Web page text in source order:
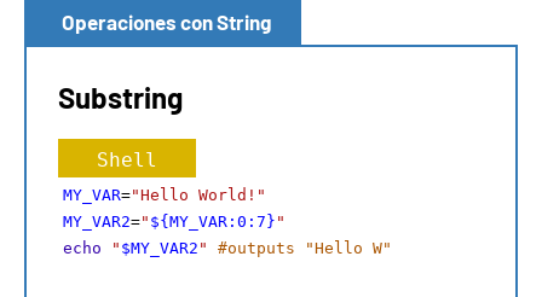
Operaciones con String
Substring
Shell
MY_VAR="Hello World!"
MY_VAR2=" ${MY_VAR:0:7} "
echo
" $MY_VAR2 " #outputs "Hello W"